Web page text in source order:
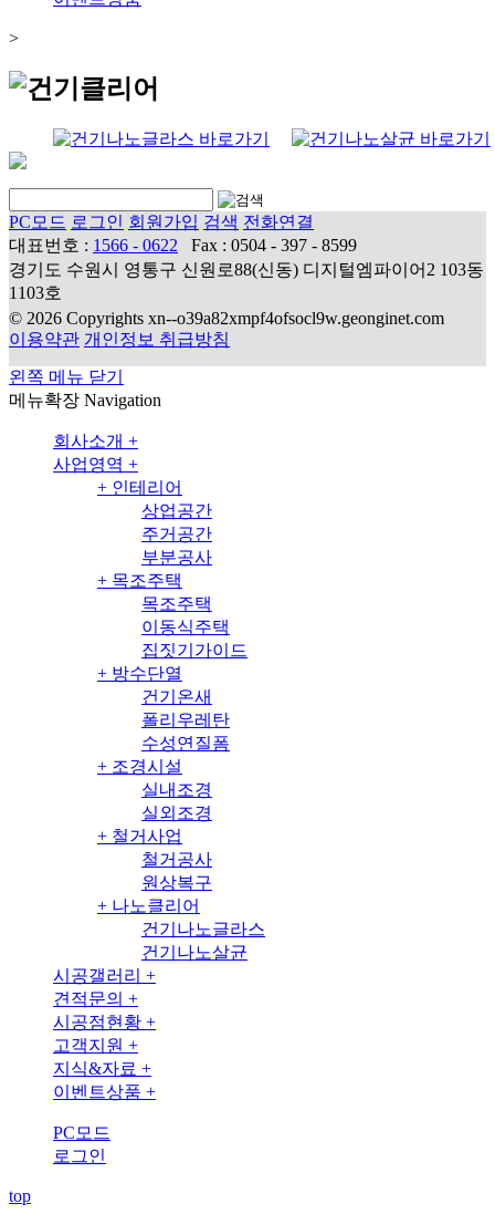
>
PC모드 로그인 회원가입 검색 전화연결
대표번호 : 1566 - 0622
Fax : 0504 - 397 - 8599
경기도 수원시 영통구 신원로88(신동) 디지털엠파이어2 103동
1103호
© 2026 Copyrights xn--o39a82xmpf4ofsocl9w.geonginet.com
이용약관 개인정보 취급방침
왼쪽 메뉴 닫기
메뉴확장 Navigation
회사소개 +
사업영역 +
+ 인테리어
상업공간
주거공간
부분공사
+ 목조주택
목조주택
이동식주택
집짓기가이드
+ 방수단열
건기온새
폴리우레탄
수성연질폼
+ 조경시설
실내조경
실외조경
+ 철거사업
철거공사
원상복구
+ 나노클리어
건기나노글라스
건기나노살균
시공갤러리 +
견적문의 +
시공점현황 +
고객지원 +
지식&자료 +
이벤트상품 +
PC모드
로그인
top